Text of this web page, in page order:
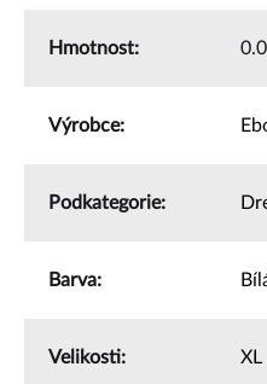
Hmotnost:
Výrobce:
Podkategorie:
Barva:
Velikosti: XL